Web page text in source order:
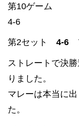
第10ゲーム
4-6
第2セット 4-6
ストレートで決
りました。
マレーは本当に
た。